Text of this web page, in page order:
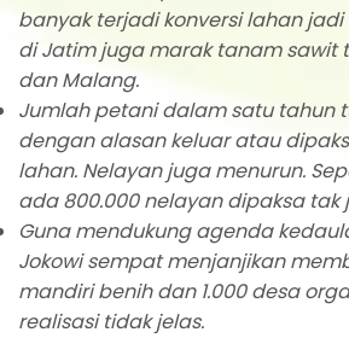
banyak terjadi konversi lahan
di Jatim juga marak tanam sawit
dan Malang.
Jumlah petani dalam satu tahun
dengan alasan keluar atau
lahan. Nelayan juga menurun.
ada 800.000 nelayan dipaksa tak
Guna mendukung agenda
Jokowi sempat menjanjikan
mandiri benih dan 1.000 desa
realisasi tidak jelas.